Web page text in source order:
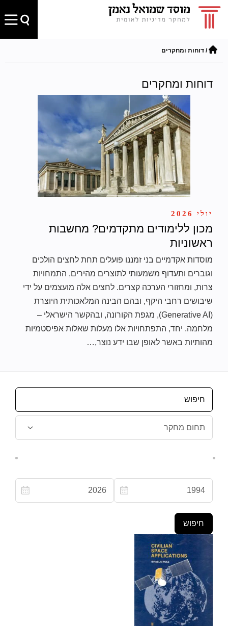
/ דוחות ומחקרים
דוחות ומחקרים
יולי 2026
מכון ללימודים מתקדמים? מחשבות
ראשוניות
מוסדות אקדמיים בני זמננו פועלים תחת לחצים הולכים
וגוברים ותעדוף משמעותי לתוצרים מהירים, התמחויות
צרות, ומחזורי הערכה קצרים. לחצים אלה מועצמים על ידי
שיבושים רחבי היקף, ובהם הבינה המלאכותית היוצרת
(Generative AI), מגפת הקורונה, ובהקשר הישראלי –
מלחמה. יחד, התפתחויות אלו מעלות שאלות אפיסטמיות
מהותיות באשר לאופן שבו ידע נוצר,…